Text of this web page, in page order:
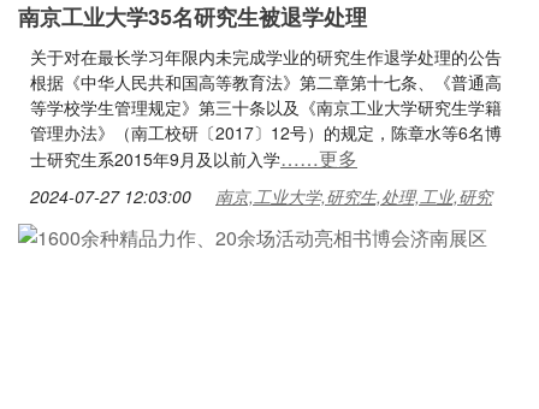
南京工业大学35名研究生被退学处理
关于对在最长学习年限内未完成学业的研究生作退学处理的公告
根据《中华人民共和国高等教育法》第二章第十七条、《普通高
等学校学生管理规定》第三十条以及《南京工业大学研究生学籍
管理办法》（南工校研〔2017〕12号）的规定，陈章水等6名博
士研究生系2015年9月及以前入学……更多
2024-07-27 12:03:00 南京,工业大学,研究生,处理,工业,研究